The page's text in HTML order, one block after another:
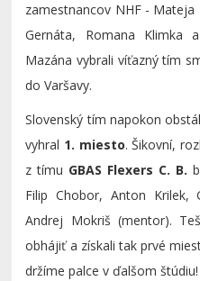
zamestnancov NHF -
Gernáta, Romana Klimka
Mazána vybrali víťazný tím
do Varšavy.
Slovenský tím napokon
vyhral 1. miesto. Šikovní,
z tímu GBAS Flexers C. B.
Filip Chobor, Anton Krilek,
Andrej Mokriš (mentor).
obhájiť a získali tak prvé
držíme palce v ďalšom štúdiu!